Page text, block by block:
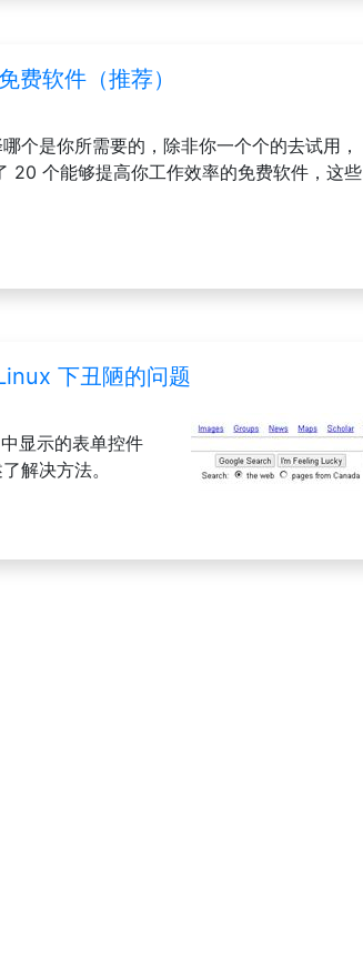
费软件（推荐）
个是你所需要的，除非你一个个的去试用，
20 个能够提高你工作效率的免费软件，这些
下丑陋的问题
显示的表单控件
解决方法。